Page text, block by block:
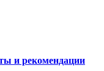
и рекомендации